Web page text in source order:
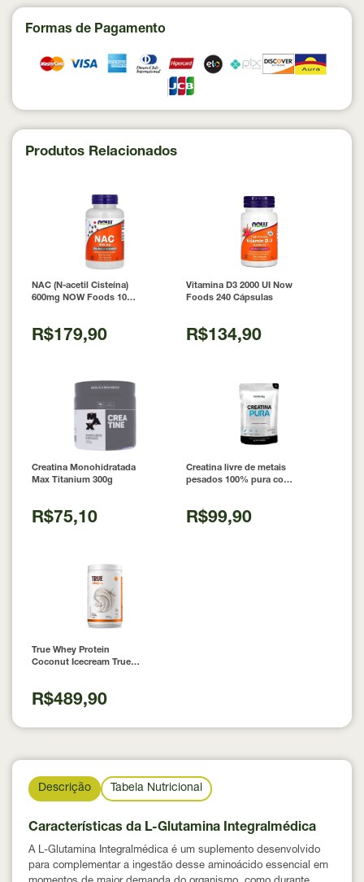
Formas de Pagamento
Produtos Relacionados
NAC (N-acetil Cisteína)
600mg NOW Foods 100
R$179,90
Vitamina D3 2000 UI Now
Foods 240 Cápsulas
R$134,90
Creatina Monohidratada
Max Titanium 300g
R$75,10
Creatina livre de metais
pesados 100% pura com
R$99,90
True Whey Protein
Coconut Icecream True
R$489,90
Descrição Tabela Nutricional
Características da L-Glutamina Integralmédica
A L-Glutamina Integralmédica é um suplemento desenvolvido
para complementar a ingestão desse aminoácido essencial em